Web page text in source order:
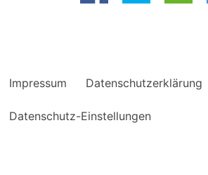
Impressum Datenschutzerklärung
Datenschutz-Einstellungen